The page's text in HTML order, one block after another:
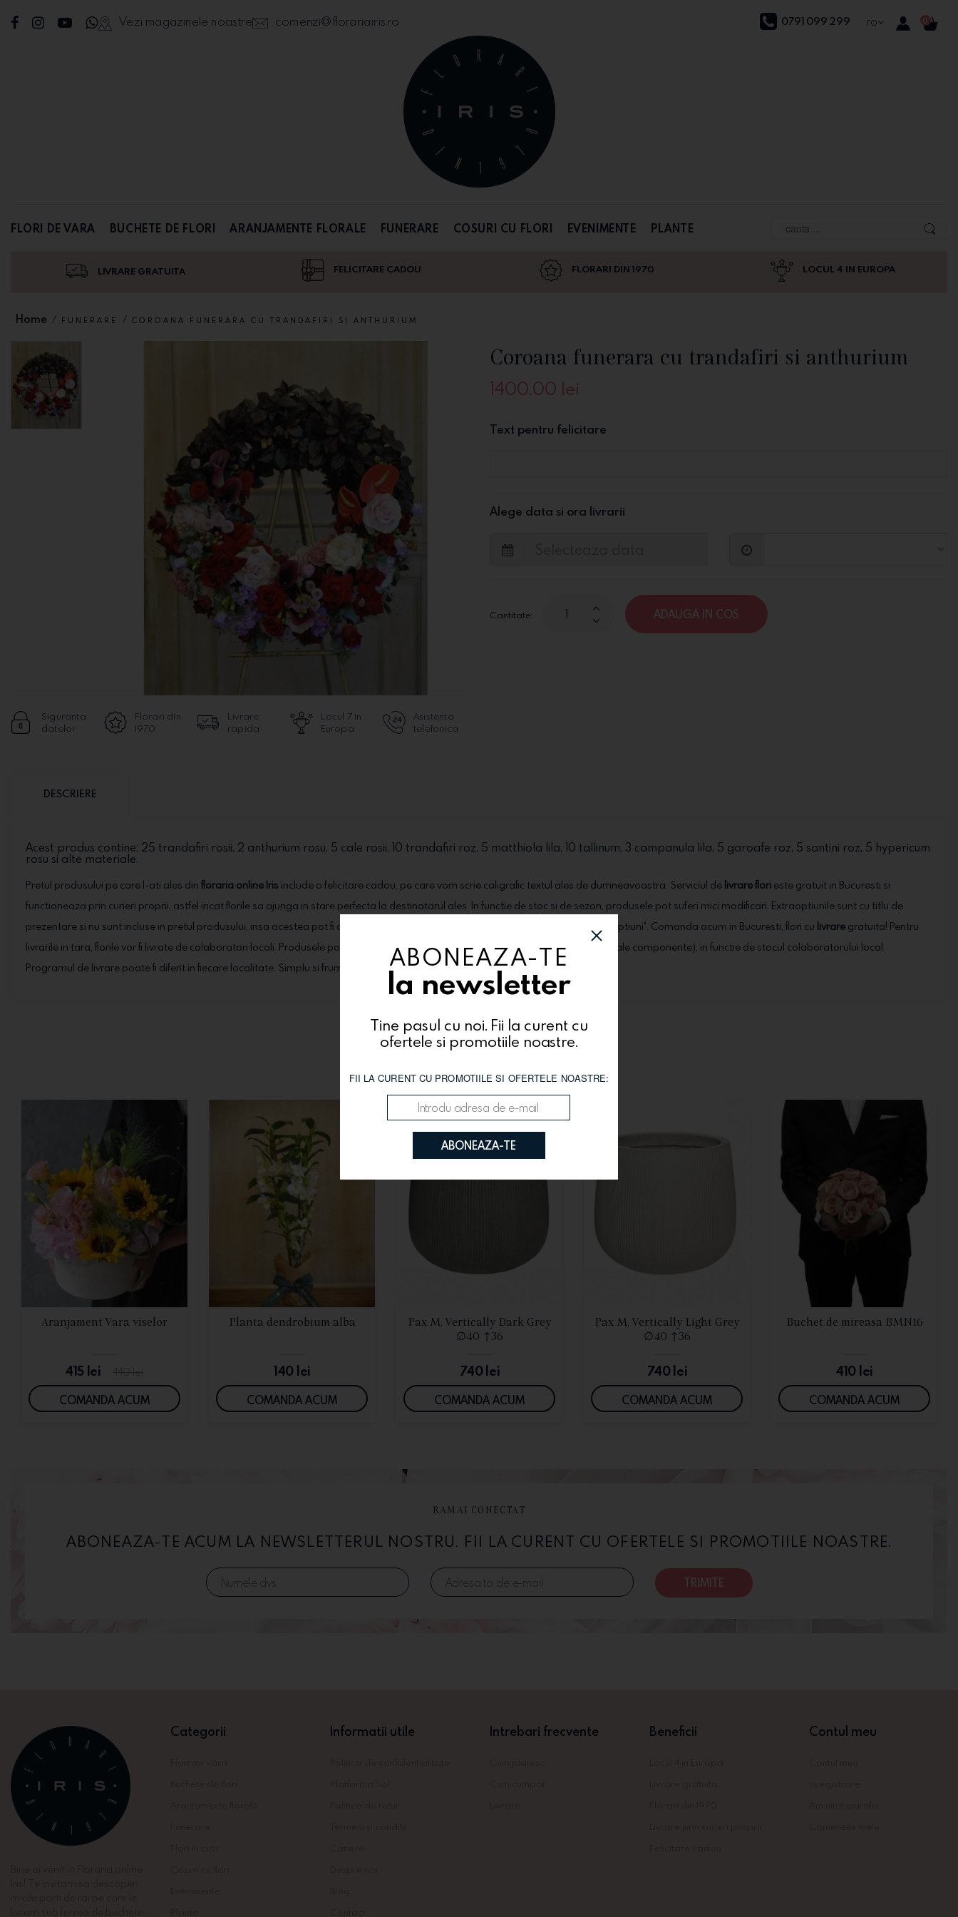
ABONEAZA-TE
la newsletter
Tine pasul cu noi. Fii la curent cu
ofertele si promotiile noastre.
FII LA CURENT CU PROMOTIILE SI OFERTELE NOASTRE:
ABONEAZA-TE
Vezi magazinele noastre comenzi@florariairis.ro 0791 099 299 ro 0
FLORI DE VARA BUCHETE DE FLORI ARANJAMENTE FLORALE FUNERARE COSURI CU FLORI EVENIMENTE PLANTE
LIVRARE GRATUITA FELICITARE CADOU FLORARI DIN 1970 LOCUL 4 IN EUROPA
Home / FUNERARE / COROANA FUNERARA CU TRANDAFIRI SI ANTHURIUM
Siguranta
datelor
Florari din
1970
Livrare
rapida
Locul 7 in
Europa
Asistenta
telefonica
Coroana funerara cu trandafiri si anthurium
1400.00 lei
Text pentru felicitare
Alege data si ora livrarii
Cantitate: ADAUGA IN COS
DESCRIERE
Acest produs contine: 25 trandafiri rosii, 2 anthurium rosu, 5 cale rosii, 10 trandafiri roz, 5 matthiola lila, 10 tallinum, 3 campanula lila, 5 garoafe roz, 5 santini roz, 5 hypericum
rosu si alte materiale.
Pretul produsului pe care l-ati ales din floraria online Iris include o felicitare cadou, pe care vom scrie caligrafic textul ales de dumneavoastra. Serviciul de livrare flori este gratuit in Bucuresti si
functioneaza prin curieri proprii, astfel incat florile sa ajunga in stare perfecta la destinatarul ales. In functie de stoc si de sezon, produsele pot suferi mici modificari. Extraoptiunile sunt cu titlu de
prezentare si nu sunt incluse in pretul produsului, insa acestea pot fi comandate alaturi de produsele dorite, din categoria "Extraoptiuni". Comanda acum in Bucuresti, flori cu livrare gratuita! Pentru
livrarile in tara, florile vor fi livrate de colaboratori locali. Produsele pot suferi modificari (tipul florilor, cutiile, ambalajele, alte materiale componente), in functie de stocul colaboratorului local.
Programul de livrare poate fi diferit in fiecare localitate. Simplu si frumos!
Te-ar putea interesa si
VEZI DETALII
Aranjament Vara viselor
415 lei
COMANDA ACUM
VEZI DETALII
Planta dendrobium alba
140 lei
COMANDA ACUM
VEZI DETALII
Pax M, Vertically Dark Grey
∅40 ↑36
740 lei
COMANDA ACUM
VEZI DETALII
Pax M, Vertically Light Grey
∅40 ↑36
740 lei
COMANDA ACUM
VEZI DETALII
Buchet de mireasa BMN16
410 lei
COMANDA ACUM
RAMAI CONECTAT
ABONEAZA-TE ACUM LA NEWSLETTERUL NOSTRU. FII LA CURENT CU OFERTELE SI PROMOTIILE NOASTRE.
TRIMITE
Categorii Informatii utile Intrebari frecvente Beneficii Contul meu